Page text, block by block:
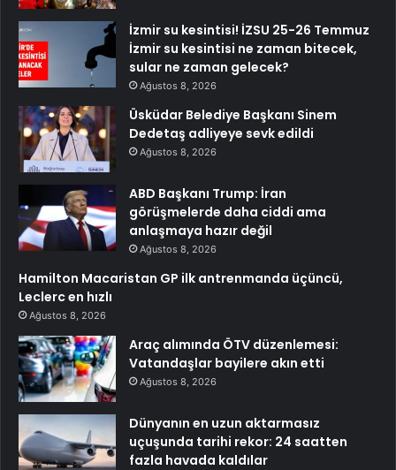
İzmir su kesintisi! İZSU 25-26 Temmuz
İzmir su kesintisi ne zaman bitecek,
sular ne zaman gelecek?
Ağustos 8, 2026
Üsküdar Belediye Başkanı Sinem
Dedetaş adliyeye sevk edildi
Ağustos 8, 2026
ABD Başkanı Trump: İran
görüşmelerde daha ciddi ama
anlaşmaya hazır değil
Ağustos 8, 2026
Hamilton Macaristan GP ilk antrenmanda üçüncü,
Leclerc en hızlı
Ağustos 8, 2026
Araç alımında ÖTV düzenlemesi:
Vatandaşlar bayilere akın etti
Ağustos 8, 2026
Dünyanın en uzun aktarmasız
uçuşunda tarihi rekor: 24 saatten
fazla havada kaldılar